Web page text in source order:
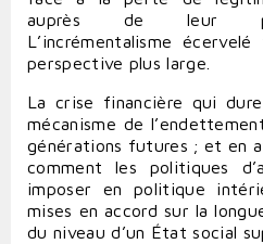
auprès de leur
L’incrémentalisme
perspective plus large.
La crise financière qui
mécanisme de
générations futures ; et en
comment les politiques
imposer en politique
mises en accord sur la
du niveau d’un État social